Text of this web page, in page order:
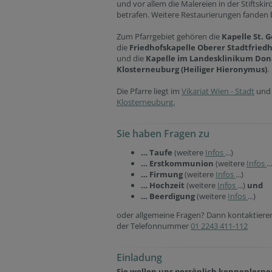
und vor allem die Malereien in der
betrafen. Weitere Restaurierungen
Zum Pfarrgebiet gehören die Kapelle St.
die Friedhofskapelle Oberer
und die Kapelle im Landesklinikum
Klosterneuburg (Heiliger Hieronymus).
Die Pfarre liegt im Vikariat Wien - Stadt und
Klosterneuburg.
Sie haben Fragen zu
… Taufe (weitere Infos ...)
… Erstkommunion (weitere Infos
… Firmung(weitere Infos ...)
… Hochzeit (weitere Infos ...) und
… Beerdigung(weitere Infos ...)
oder allgemeine Fragen? Dann
der Telefonnummer01 2243 411-112
Einladung